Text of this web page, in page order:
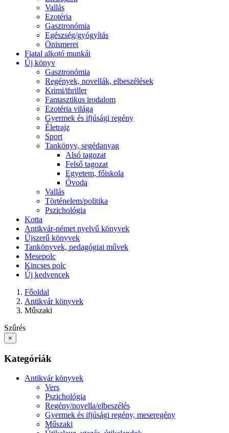
Vallás
Ezotéria
Gasztronómia
Egészség/gyógyítás
Önismeret
Fiatal alkotó munkái
Új könyv
Gasztronómia
Regények, novellák, elbeszélések
Krimi/thriller
Fantasztikus irodalom
Ezotéria világa
Gyermek és ifjúsági regény
Életrajz
Sport
Tankönyv, segédanyag
Alsó tagozat
Felső tagozat
Egyetem, főiskola
Óvoda
Vallás
Történelem/politika
Pszichológia
Kotta
Antikvár-német nyelvű könyvek
Újszerű könyvek
Tankönyvek, pedagógiai művek
Mesepolc
Kincses polc
Új kedvencek
Főoldal
Antikvár könyvek
Műszaki
Szűrés
×
Kategóriák
Antikvár könyvek
Vers
Pszichológia
Regény/novella/elbeszélés
Gyermek és ifjúsági regény, meseregény
Műszaki